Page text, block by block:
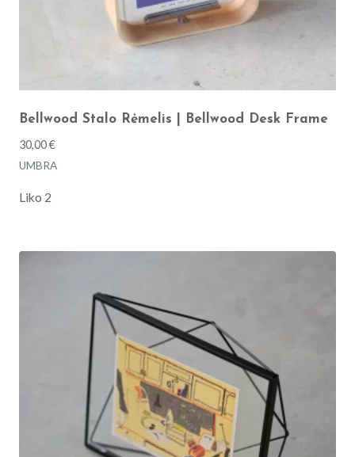
Bellwood Stalo Rėmelis | Bellwood Desk Frame
30,00€
UMBRA
Liko 2